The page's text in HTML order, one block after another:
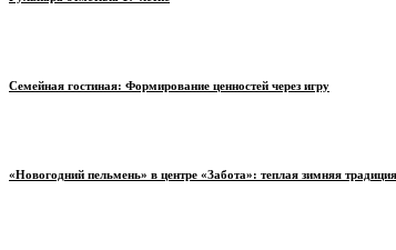
Семейная гостиная: Формирование ценностей через игру
«Новогодний пельмень» в центре «Забота»: теплая зимняя традиция